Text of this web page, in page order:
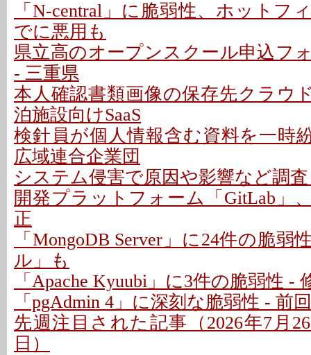
「N-central」に脆弱性、ホットフ
でに悪用も
県立高のオープンスクール申込フ
- 三重県
本人確認書類画像の保存先クラウ
泊施設向けSaaS
検針員が個人情報含む資料を一時
広域連合企業団
システム侵害で原因や影響など調
開発プラットフォーム「GitLab」
正
「MongoDB Server」に24件の脆
ル」も
「Apache Kyuubi」に3件の脆弱性 -
「pgAdmin 4」に深刻な脆弱性 - 前
先週注目された記事（2026年7月
日）